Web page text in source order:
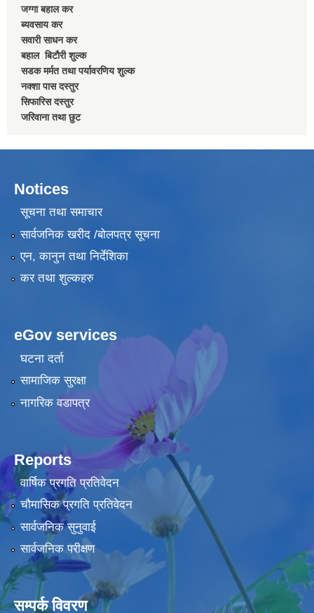
जग्गा बहाल कर
ब्यवसाय कर
सवारी साधन कर
बहाल बिटाैरी शुल्क
सडक मर्मत तथा पर्यावरणिय शुल्क
नक्शा पास दस्तुर
सिफारिस दस्तुर
जरिवाना तथा छुट
Notices
सूचना तथा समाचार
सार्वजनिक खरीद /बोलपत्र सूचना
एन, कानुन तथा निर्देशिका
कर तथा शुल्कहरु
eGov services
घटना दर्ता
सामाजिक सुरक्षा
नागरिक वडापत्र
Reports
वार्षिक प्रगति प्रतिवेदन
चौमासिक प्रगति प्रतिवेदन
सार्वजनिक सुनुवाई
सार्वजनिक परीक्षण
सम्पर्क विवरण